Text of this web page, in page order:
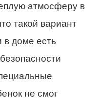
атмосферу в
такой вариант
в доме есть
не смог